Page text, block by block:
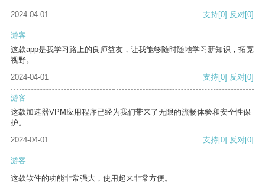
2024-04-01 支持[0] 反对[0]
游客
这款app是我学习路上的良师益友，让我能够随时随地学习新知识，拓宽
视野。
2024-04-01
支持[0] 反对[0]
游客
这款加速器VPM应用程序已经为我们带来了无限的流畅体验和安全性保
护。
2024-04-01
支持[0] 反对[0]
游客
这款软件的功能非常强大，使用起来非常方便。